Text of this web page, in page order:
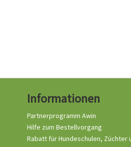
Informationen
Partnerprogramm Awin
Hilfe zum Bestellvorgang
Rabatt für Hundeschulen, Züchter